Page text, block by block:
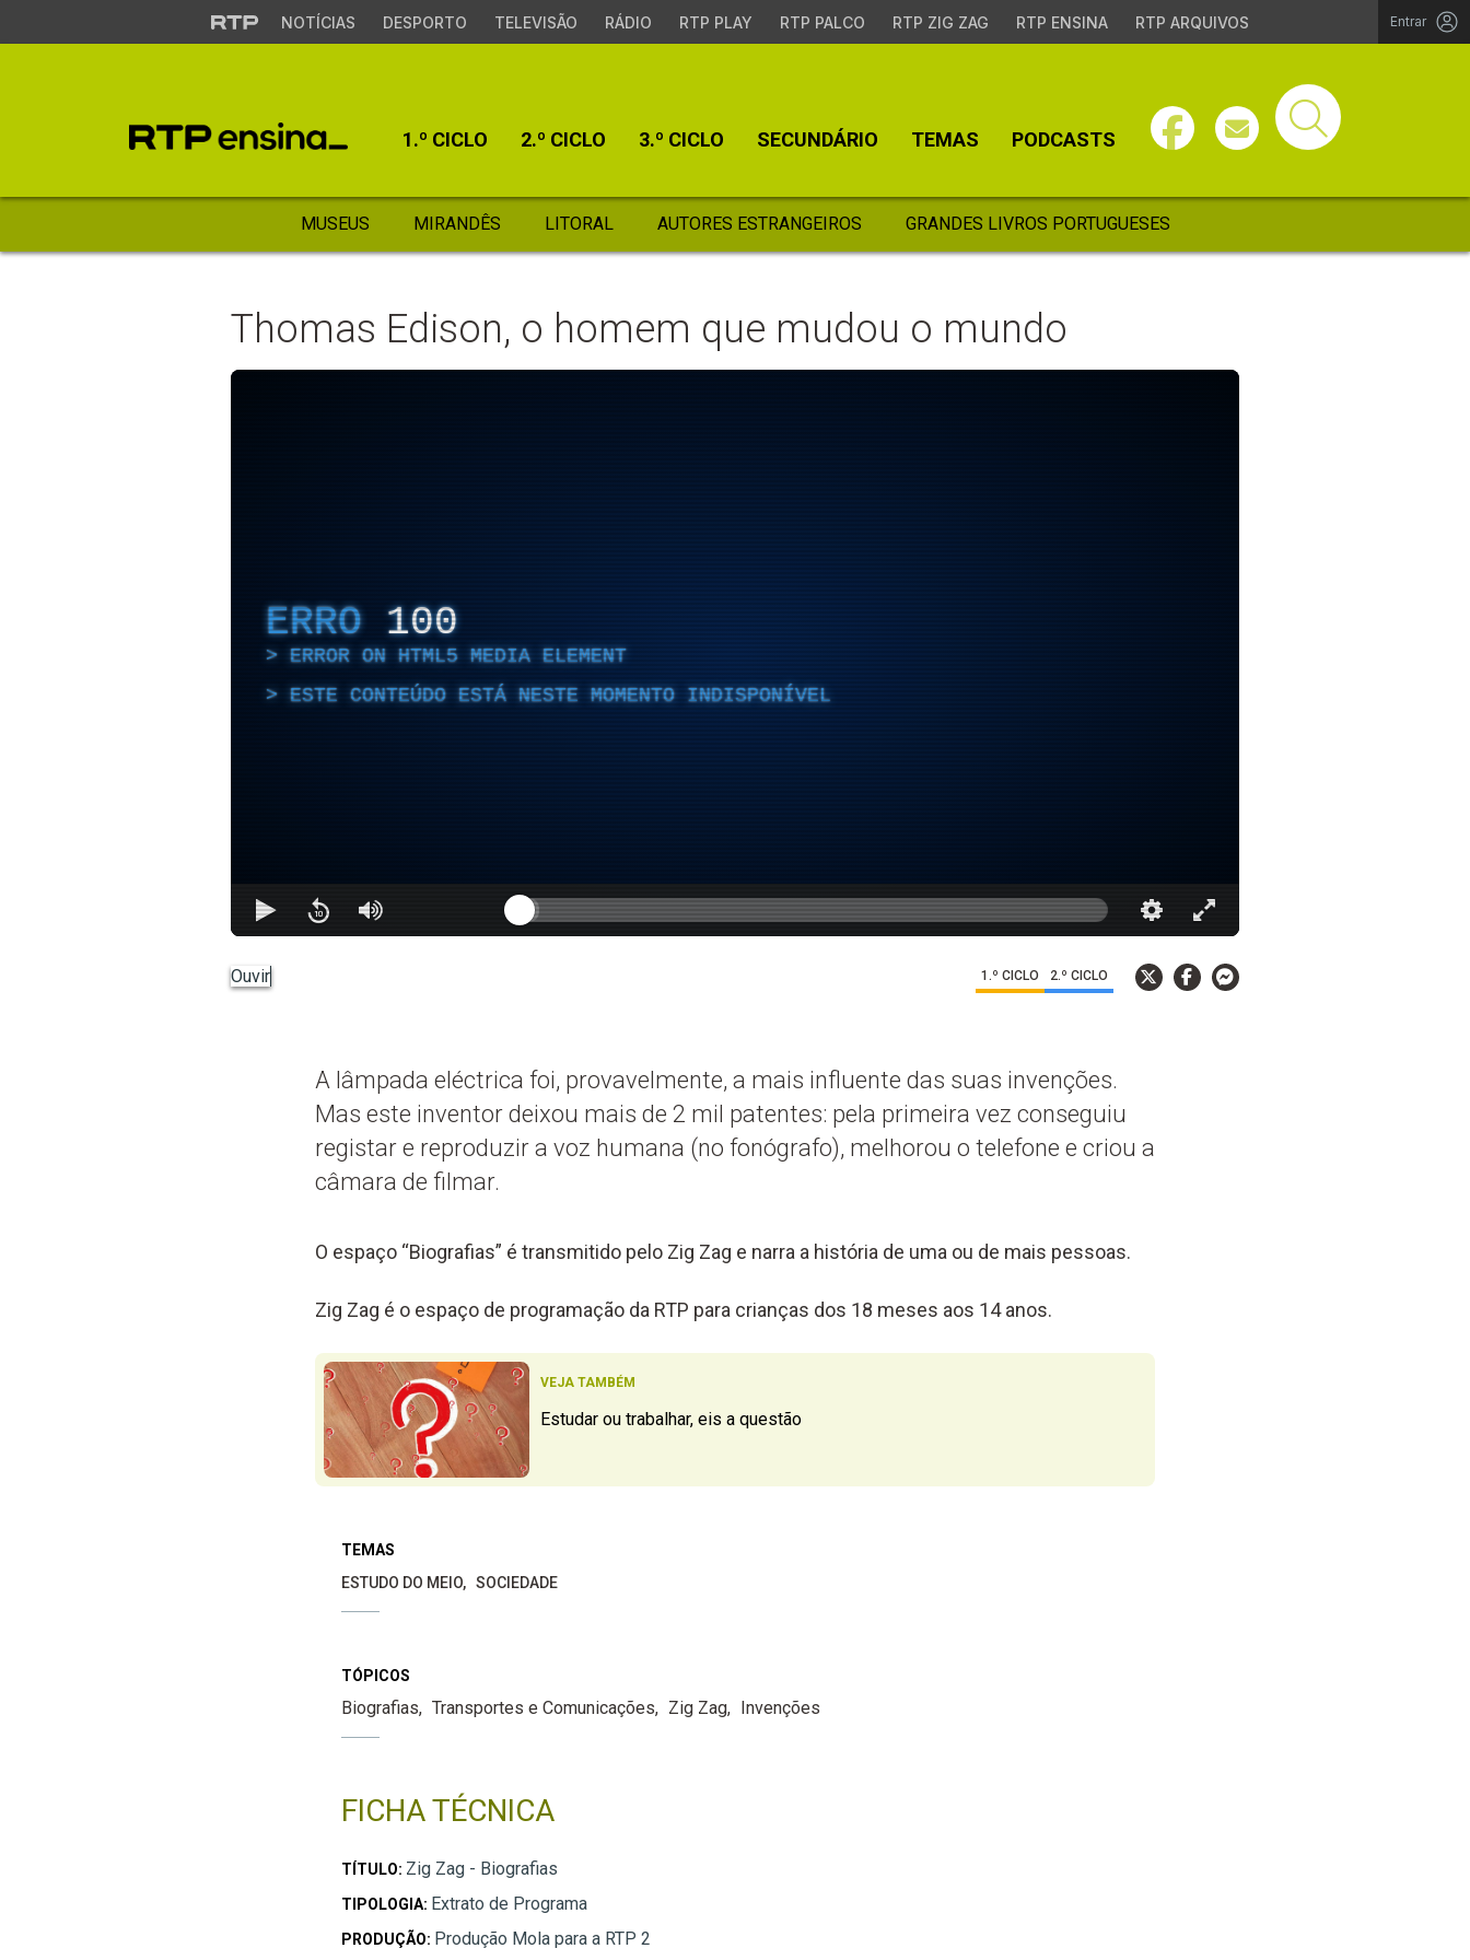
NOTÍCIAS DESPORTO TELEVISÃO RÁDIO RTP PLAY RTP PALCO RTP ZIG ZAG RTP ENSINA RTP ARQUIVOS Entrar
1.º CICLO 2.º CICLO 3.º CICLO SECUNDÁRIO TEMAS PODCASTS
MUSEUS MIRANDÊS LITORAL AUTORES ESTRANGEIROS GRANDES LIVROS PORTUGUESES
Thomas Edison, o homem que mudou o mundo
ERRO 100
ERROR ON HTML5 MEDIA ELEMENT
ESTE CONTEÚDO ESTÁ NESTE MOMENTO INDISPONÍVEL
Ouvir 1.º CICLO 2.º CICLO
A lâmpada eléctrica foi, provavelmente, a mais influente das suas invenções.
Mas este inventor deixou mais de 2 mil patentes: pela primeira vez conseguiu
registar e reproduzir a voz humana (no fonógrafo), melhorou o telefone e criou a
câmara de filmar.
O espaço “Biografias” é transmitido pelo Zig Zag e narra a história de uma ou de mais pessoas.
Zig Zag é o espaço de programação da RTP para crianças dos 18 meses aos 14 anos.
VEJA TAMBÉM
Estudar ou trabalhar, eis a questão
TEMAS
ESTUDO DO MEIO
SOCIEDADE
TÓPICOS
Biografias Transportes e Comunicações Zig Zag Invenções
FICHA TÉCNICA
TÍTULO: Zig Zag - Biografias
TIPOLOGIA: Extrato de Programa
PRODUÇÃO: Produção Mola para a RTP 2